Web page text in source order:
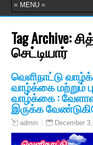
Tag Archive:
செட்டியார்
வெளிநாட்டு
வாழ்க்கை மற்றும்
வாழ்க்கை :
இருக்க
admin December